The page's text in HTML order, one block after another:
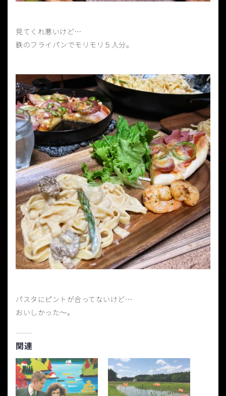
見てくれ悪いけど…
鉄のフライパンでモリモリ５人分。
パスタにピントが合ってないけど…
おいしかった〜。
関連